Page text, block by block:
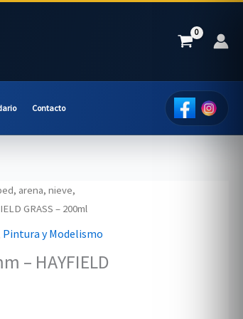
Contacto
arena, nieve,
GRASS – 200ml
Pintura y Modelismo
– HAYFIELD